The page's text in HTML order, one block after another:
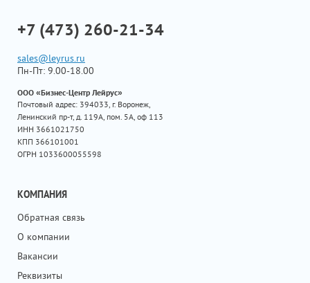
+7 (473) 260-21-34
sales@leyrus.ru
Пн-Пт: 9.00-18.00
ООО «Бизнес-Центр Лейрус»
Почтовый адрес: 394033, г. Воронеж,
Ленинский пр-т, д. 119А, пом. 5А, оф 113
ИНН 3661021750
КПП 366101001
ОГРН 1033600055598
КОМПАНИЯ
Обратная связь
О компании
Вакансии
Реквизиты